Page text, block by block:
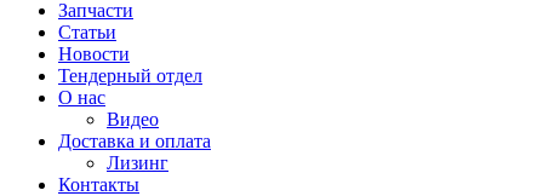
Запчасти
Статьи
Новости
Тендерный отдел
О нас
Видео
Доставка и оплата
Лизинг
Контакты